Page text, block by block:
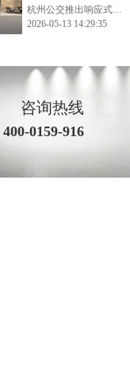
杭州公交推出响应式智慧出行方案，通过AI调度和分时运营解决运力不足与空驶问题，实现高效、便捷、全龄友好的城市出行。
2026-05-13 14:29:35
咨询热线
400-0159-916